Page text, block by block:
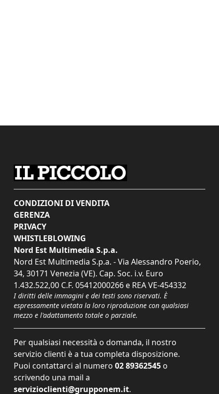
CONDIZIONI DI VENDITA
GERENZA
PRIVACY
WHISTLEBLOWING
Nord Est Multimedia S.p.a.
Nord Est Multimedia S.p.a. - Via Alessandro Poerio,
34, 30171 Venezia (VE). Cap. Soc. i.v. Euro
1.432.522,00 C.F. 05412000266 e REA VE-454332
I diritti delle immagini e dei testi sono riservati. È
espressamente vietata la loro riproduzione con qualsiasi
mezzo e l'adattamento totale o parziale.
Per qualsiasi necessità o domanda, il nostro
servizio clienti è a tua completa disposizione.
Puoi contattarci al numero 02 89362545 o
scrivendo una mail a
servizioclienti@grupponem.it.